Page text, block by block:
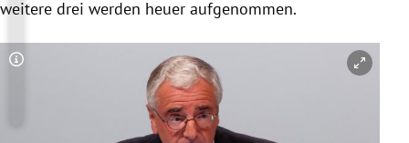
weitere drei werden heuer aufgenommen.
Copyright-Hinweis öffnen/schließen